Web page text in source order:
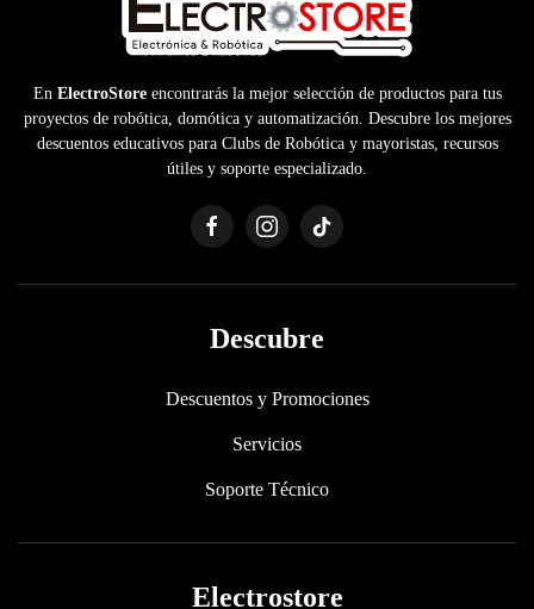
En ElectroStoreencontrarás la mejor selección de productos para tus
proyectos de robótica, domótica y automatización. Descubre los mejores
descuentos educativos para Clubs de Robótica y mayoristas, recursos
útiles y soporte especializado.
Descubre
Descuentos y Promociones
Servicios
Soporte Técnico
Electrostore